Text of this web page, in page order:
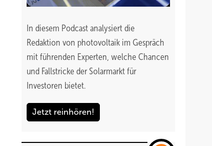
In diesem Podcast analysiert die
Redaktion von photovoltaik im Gespräch
mit führenden Experten, welche Chancen
und Fallstricke der Solarmarkt für
Investoren bietet.
Jetzt reinhören!